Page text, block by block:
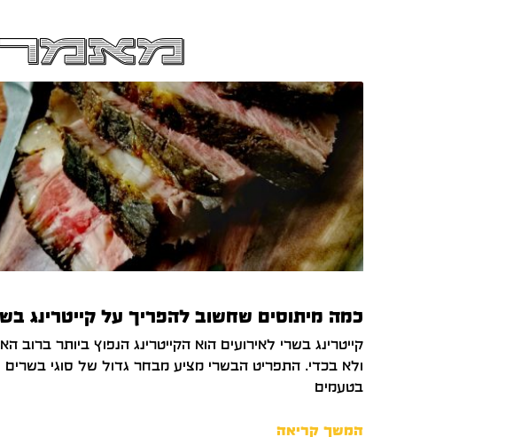
כמה מיתוסים שחשוב להפריך על קייטרינג
קייטרינג בשרי לאירועים הוא הקייטרינג הנפוץ ביותר ברוב
ולא בכדי. התפריט הבשרי מציע מבחר גדול של סוגי בשרים
בטעמים
המשך קריאה